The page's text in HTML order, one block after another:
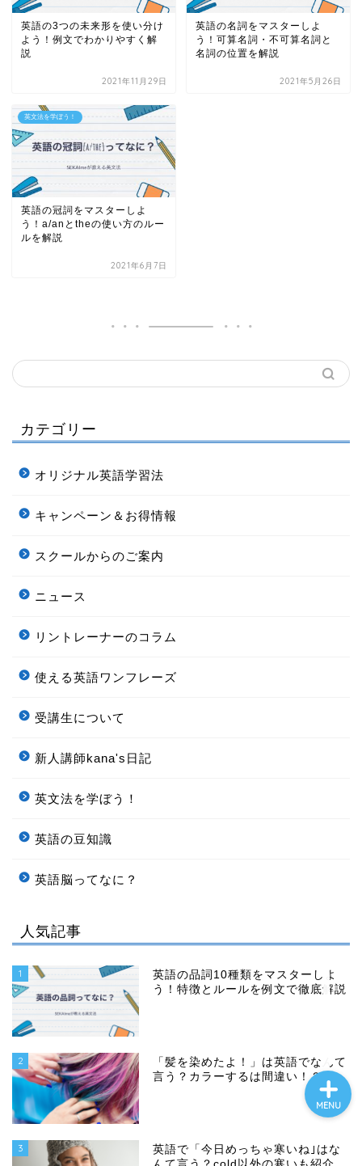
英語の3つの未来形を使い分け
よう！例文でわかりやすく解
説
2021年11月29日
英語の名詞をマスターしよ
う！可算名詞・不可算名詞と
名詞の位置を解説
2021年5月26日
英文法を学ぼう！
英語の冠詞をマスターしよ
う！a/anとtheの使い方のルー
ルを解説
2021年6月7日
カテゴリー
オリジナル英語学習法
キャンペーン＆お得情報
スクールからのご案内
ニュース
リントレーナーのコラム
使える英語ワンフレーズ
受講生について
新人講師kana's日記
英文法を学ぼう！
英語の豆知識
英語脳ってなに？
人気記事
1
英語の品詞10種類をマスターしよ
う！特徴とルールを例文で徹底解説
2
「髪を染めたよ！」は英語でなんて
言う？カラーするは間違い！？
3
英語で「今日めっちゃ寒いね｣はな
MENU
シーン別の英会話ワンフレ
満足度98%のマンツーマン
みんなの英語ひろば 愛媛県
松山市のランキング２位
に！